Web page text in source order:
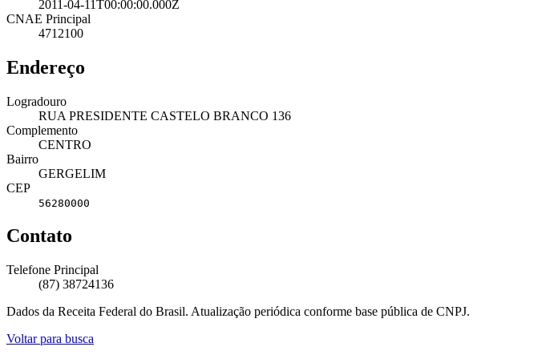
2011-04-11T00:00:00.000Z
CNAE Principal
4712100
Endereço
Logradouro
RUA PRESIDENTE CASTELO BRANCO 136
Complemento
CENTRO
Bairro
GERGELIM
CEP
56280000
Contato
Telefone Principal
(87) 38724136
Dados da Receita Federal do Brasil. Atualização periódica conforme base pública de CNPJ.
Voltar para busca